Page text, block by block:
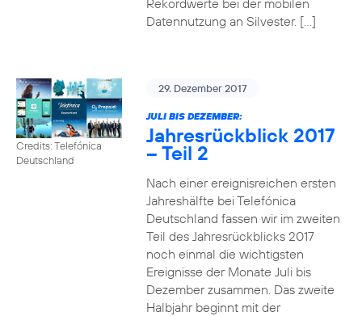
Rekordwerte bei der mobilen
Datennutzung an Silvester. […]
Credits: Telefónica
Deutschland
29. Dezember 2017
JULI BIS DEZEMBER:
Jahresrückblick 2017
– Teil 2
Nach einer ereignisreichen ersten
Jahreshälfte bei Telefónica
Deutschland fassen wir im zweiten
Teil des Jahresrückblicks 2017
noch einmal die wichtigsten
Ereignisse der Monate Juli bis
Dezember zusammen. Das zweite
Halbjahr beginnt mit der